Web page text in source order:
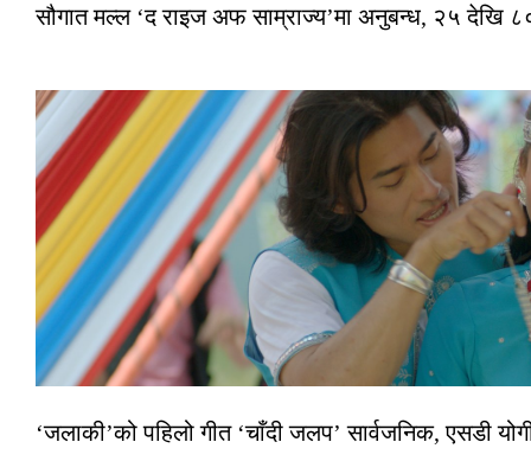
सौगात मल्ल ‘द राइज अफ साम्राज्य’मा अनुबन्ध, २५ देखि
‘जलाकी’को पहिलो गीत ‘चाँदी जलप’ सार्वजनिक, एसडी